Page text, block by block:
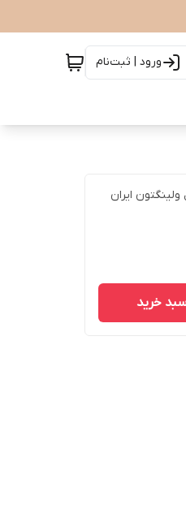
ورود | ثبت‌نام
ولینگتون ایران
خرید